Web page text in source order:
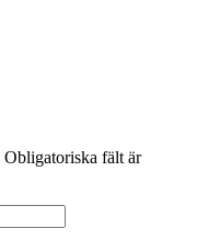
Obligatoriska fält är